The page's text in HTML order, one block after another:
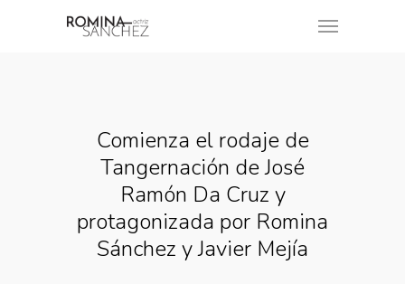
Comienza el rodaje de
Tangernación de José
Ramón Da Cruz y
protagonizada por Romina
Sánchez y Javier Mejía